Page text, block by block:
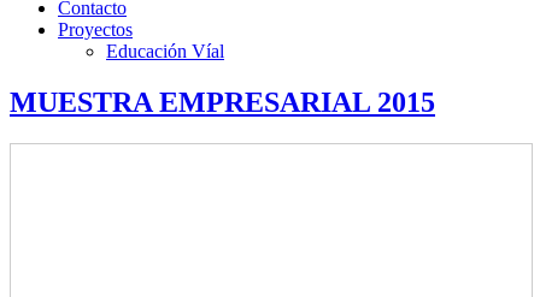
Contacto
Proyectos
Educación Víal
MUESTRA EMPRESARIAL 2015